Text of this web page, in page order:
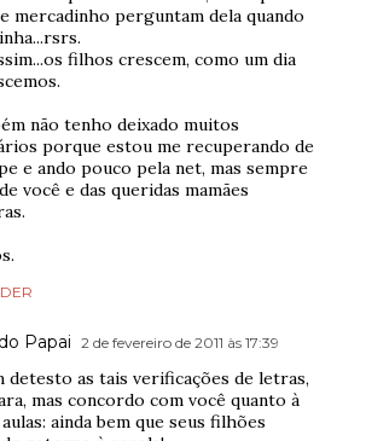
mercadinho perguntam dela quando
filhos crescem, como um dia
não tenho deixado muitos
porque estou me recuperando de
e ando pouco pela net, mas sempre
você e das queridas mamães
Papai 2 de fevereiro de 2011 às 17:39
detesto as tais verificações de letras,
mas concordo com você quanto à
ainda bem que seus filhões